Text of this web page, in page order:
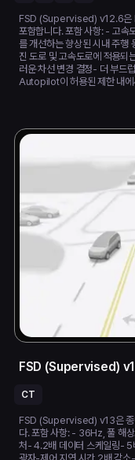
FSD (Supervised) v12.6은
포함합니다. 포함 사항: - 고속
를 개선하는 향상된 시내 주
진 도로 및 고속도로에 적용되
러운 차선 변경 결정- 더 부드
Autopilot이 허용된 제한 내에
FSD (Supervised)
CT
FSD (Supervised) v13은 종
다. 포함 사항: - 36Hz, 풀 해
처- 4.2배 데이터 스케일링-